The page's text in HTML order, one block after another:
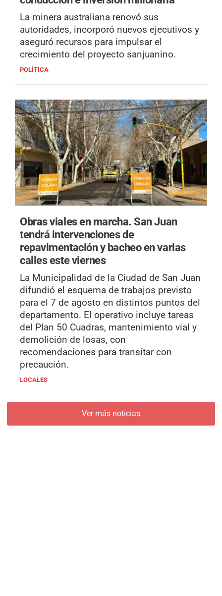
La minera australiana renovó sus
autoridades, incorporó nuevos ejecutivos y
aseguró recursos para impulsar el
crecimiento del proyecto sanjuanino.
POLÍTICA
Obras viales en marcha.San Juan
tendrá intervenciones de
repavimentación y bacheo en varias
calles este viernes
La Municipalidad de la Ciudad de San Juan
difundió el esquema de trabajos previsto
para el 7 de agosto en distintos puntos del
departamento. El operativo incluye tareas
del Plan 50 Cuadras, mantenimiento vial y
demolición de losas, con
recomendaciones para transitar con
precaución.
LOCALES
Ver más noticias